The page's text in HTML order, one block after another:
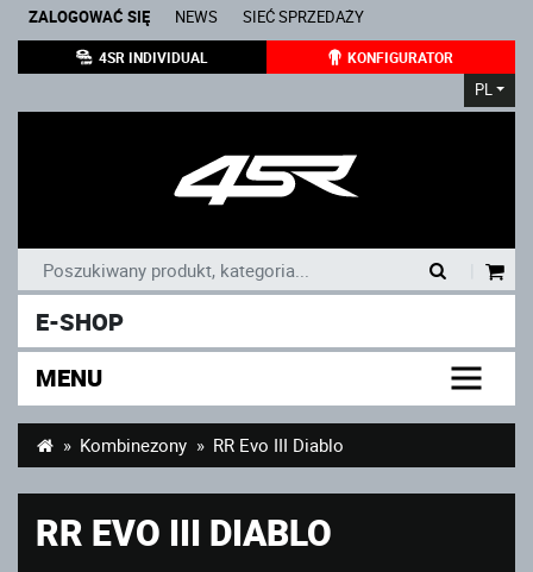
ZALOGOWAĆ SIĘ NEWS SIEĆ SPRZEDAŻY
4SR INDIVIDUAL KONFIGURATOR
PL
E-SHOP
MENU
Kombinezony RR Evo III Diablo
RR EVO III DIABLO